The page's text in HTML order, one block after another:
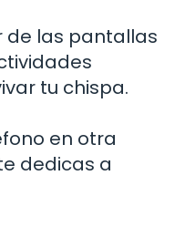
de las pantallas
tu chispa.
en otra
dedicas a